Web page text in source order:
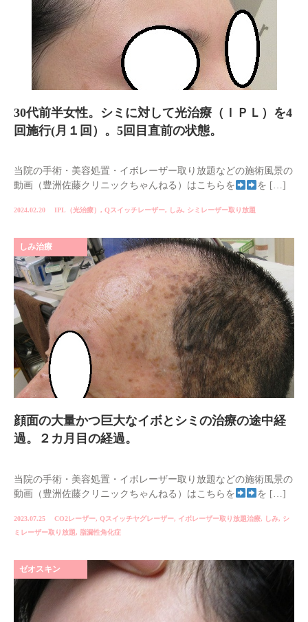
30代前半女性。シミに対して光治療（ＩＰＬ）を4
回施行(月１回）。5回目直前の状態。
当院の手術・美容処置・イボレーザー取り放題などの施術風景の
動画（豊洲佐藤クリニックちゃんねる）はこちらを
を […]
2024.02.20 IPL（光治療） , Qスイッチレーザー, しみ, シミレーザー取り放題
しみ治療
顔面の大量かつ巨大なイボとシミの治療の途中経
過。２カ月目の経過。
当院の手術・美容処置・イボレーザー取り放題などの施術風景の
動画（豊洲佐藤クリニックちゃんねる）はこちらを
を […]
2023.07.25 CO2レーザー, Qスイッチヤグレーザー, イボレーザー取り放題治療, しみ, シ
ミレーザー取り放題, 脂漏性角化症
ゼオスキン